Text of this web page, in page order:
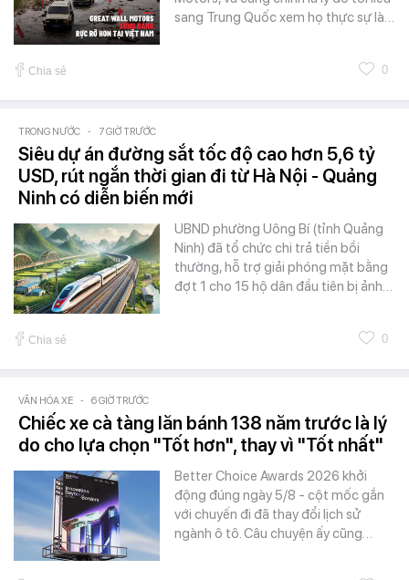
sang Trung Quốc xem họ thực sự là…
Chia sẻ 0
TRONG NƯỚC - 7 GIỜ TRƯỚC
Siêu dự án đường sắt tốc độ cao hơn 5,6 tỷ
USD, rút ngắn thời gian đi từ Hà Nội - Quảng
Ninh có diễn biến mới
UBND phường Uông Bí (tỉnh Quảng
Ninh) đã tổ chức chi trả tiền bồi
thường, hỗ trợ giải phóng mặt bằng
đợt 1 cho 15 hộ dân đầu tiên bị ảnh…
Chia sẻ 0
VĂN HÓA XE - 6 GIỜ TRƯỚC
Chiếc xe cà tàng lăn bánh 138 năm trước là lý
do cho lựa chọn "Tốt hơn", thay vì "Tốt nhất"
Better Choice Awards 2026 khởi
động đúng ngày 5/8 - cột mốc gắn
với chuyến đi đã thay đổi lịch sử
ngành ô tô. Câu chuyện ấy cũng…